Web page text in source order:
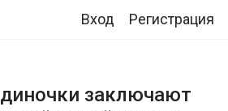
Вход Регистрация
заключают